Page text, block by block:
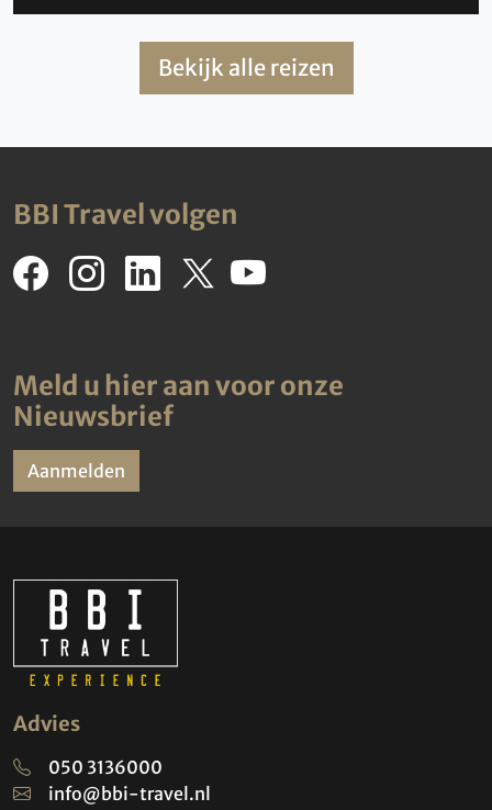
Bekijk alle reizen
BBI Travel volgen
Meld u hier aan voor onze
Nieuwsbrief
Aanmelden
Advies
050 3136000
info@bbi-travel.nl